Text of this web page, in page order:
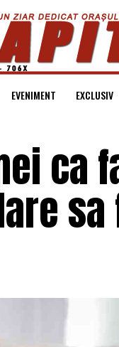
EVENIMENT EXCLUSIV
ca